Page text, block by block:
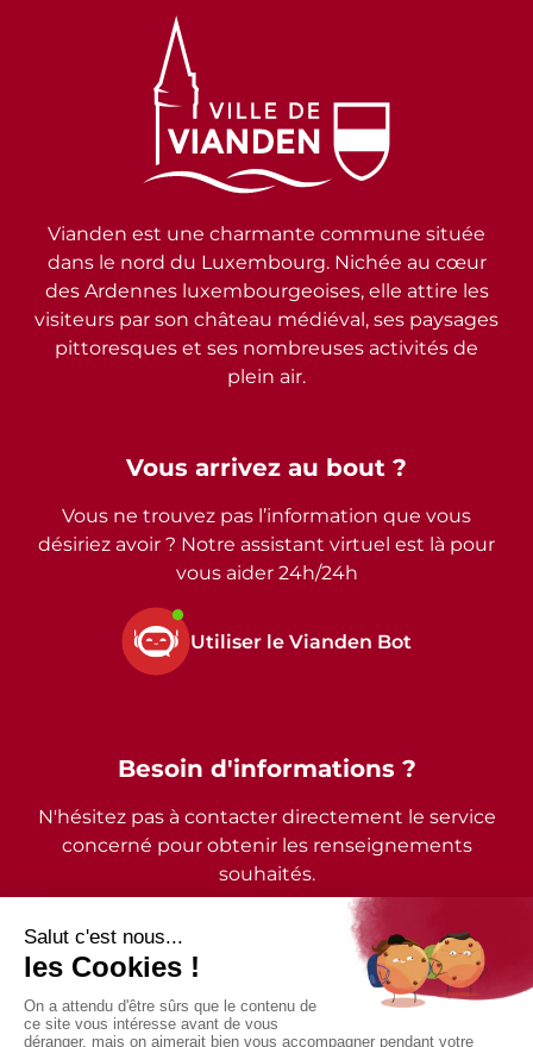
Vous arrivez au bout ?
Vous ne trouvez pas l’information que vous
désiriez avoir ? Notre assistant virtuel est là pour
vous aider 24h/24h
Utiliser le Vianden Bot
Vianden est une charmante commune située
dans le nord du Luxembourg. Nichée au cœur
des Ardennes luxembourgeoises, elle attire les
visiteurs par son château médiéval, ses paysages
pittoresques et ses nombreuses activités de
plein air.
Besoin d'informations ?
N'hésitez pas à contacter directement le service
concerné pour obtenir les renseignements
souhaités.
2026 - © Commune de Vianden - Tous droits réservés
Politique de confidentialité